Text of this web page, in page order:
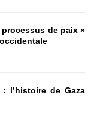
de paix »
l’histoire de Gaza